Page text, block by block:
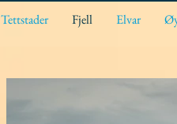
Tettstader Fjell Elvar